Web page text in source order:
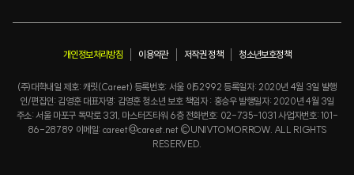
개인정보처리방침 이용약관 저작권 정책 청소년보호정책
(주)대학내일 제호: 캐릿(Careet) 등록번호: 서울 아52992 등록일자: 2020년 4월 3일 발행
인/편집인: 김영훈 대표자명: 김영훈 청소년 보호 책임자 : 홍승우 발행일자: 2020년 4월 3일
주소: 서울 마포구 독막로 331, 마스터즈타워 6층 전화번호: 02-735-1031 사업자번호: 101-
86-28789 이메일: careet@careet.net ©UNIVTOMORROW. ALL RIGHTS
RESERVED.